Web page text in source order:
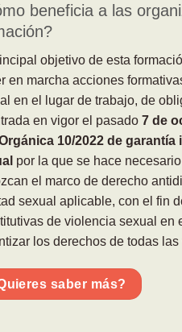
beneficia a las
objetivo de esta
en marcha acciones
en el lugar de trabajo, de
en vigor el pasado 7 de
10/2022 de garantía
por la que se hace
el marco de derecho
sexual aplicable, con el fin
de violencia sexual en
los derechos de todas las
saber más?